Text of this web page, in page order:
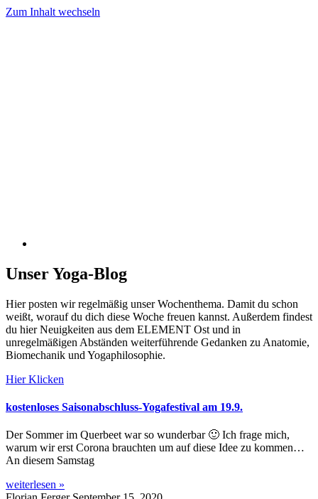
Zum Inhalt wechseln
Unser Yoga-Blog
Hier posten wir regelmäßig unser Wochenthema. Damit du schon
weißt, worauf du dich diese Woche freuen kannst. Außerdem findest
du hier Neuigkeiten aus dem ELEMENT Ost und in
unregelmäßigen Abständen weiterführende Gedanken zu Anatomie,
Biomechanik und Yogaphilosophie.
Hier Klicken
kostenloses Saisonabschluss-Yogafestival am 19.9.
Der Sommer im Querbeet war so wunderbar 🙂 Ich frage mich,
warum wir erst Corona brauchten um auf diese Idee zu kommen…
An diesem Samstag
weiterlesen »